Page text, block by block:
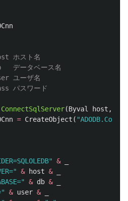
ホスト名
データベース名
ユーザ名
パスワード
ConnectSqlServer(Byval host ,
= CreateObject (
&
& host &
& db &
& user &